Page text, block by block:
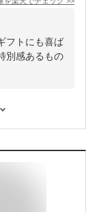
フトにも喜ば
別感あるもの